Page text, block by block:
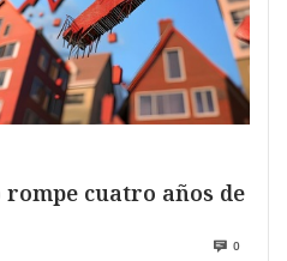
rompe cuatro años de
0